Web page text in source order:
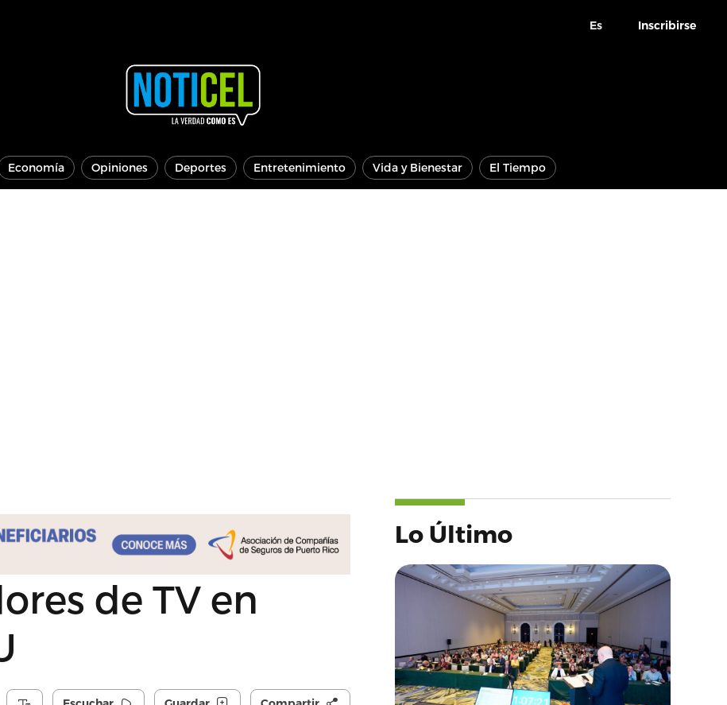
Es Inscribirse
Economía Opiniones Deportes Entretenimiento Vida y Bienestar El Tiempo
de TV en
Lo Último